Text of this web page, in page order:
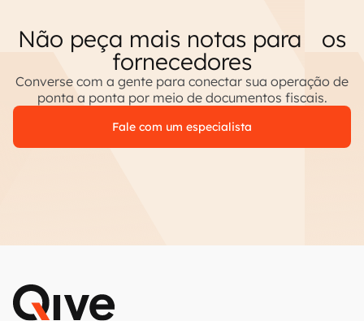
Não peça mais notas para os
fornecedores
Converse com a gente para conectar sua operação de
ponta a ponta por meio de documentos fiscais.
Fale com um especialista